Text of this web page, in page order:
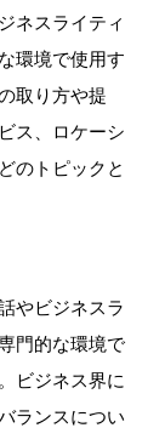
ネスライティ
環境で使用す
取り方や提
ス、ロケーシ
のトピックと
やビジネスラ
門的な環境で
ビジネス界に
ランスについ